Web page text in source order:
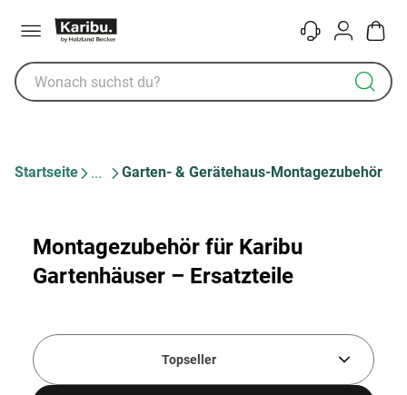
KontaktKonto
Startseite Garten- & Gerätehaus-Montagezubehör
Montagezubehör für Karibu
Gartenhäuser – Ersatzteile
Topseller